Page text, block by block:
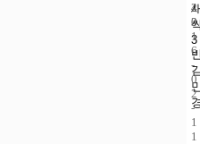
3
4
3
2
0
1
6
-
0
2
-
1
1